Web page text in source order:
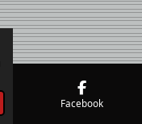
Facebook